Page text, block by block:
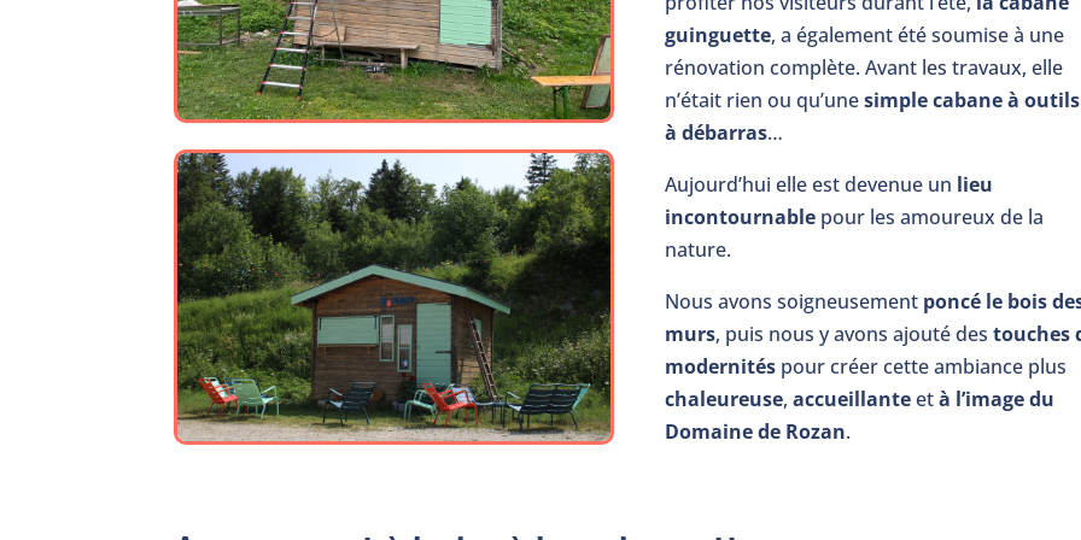
guinguette, a également été soumise à une
rénovation complète. Avant les travaux, elle
n’était rien ou qu’unesimple cabane à
à débarras…
Aujourd’hui elle est devenue un lieu
incontournable pour les amoureux de la
nature.
Nous avons soigneusement poncé le bois
murs, puis nous y avons ajouté destouches
modernités pour créer cette ambiance plus
chaleureuse,accueillanteetà l’image du
Domaine de Rozan.